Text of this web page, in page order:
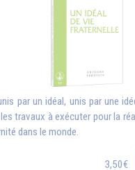
par un idéal, unis par une
travaux à exécuter pour la
dans le monde.
3,50€